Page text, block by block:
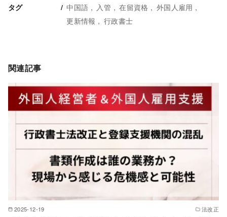
タグ 中国語 入管 在留資格
外国人雇用
更新情報
行政書士
関連記事
2025-12-19 法改正